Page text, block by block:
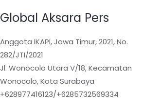
Global Aksara Pers
Anggota IKAPI, Jawa Timur, 2021, No.
282/JTI/2021
Jl. Wonocolo Utara V/18, Kecamatan
Wonocolo, Kota Surabaya
+628977416123/+6285732569334